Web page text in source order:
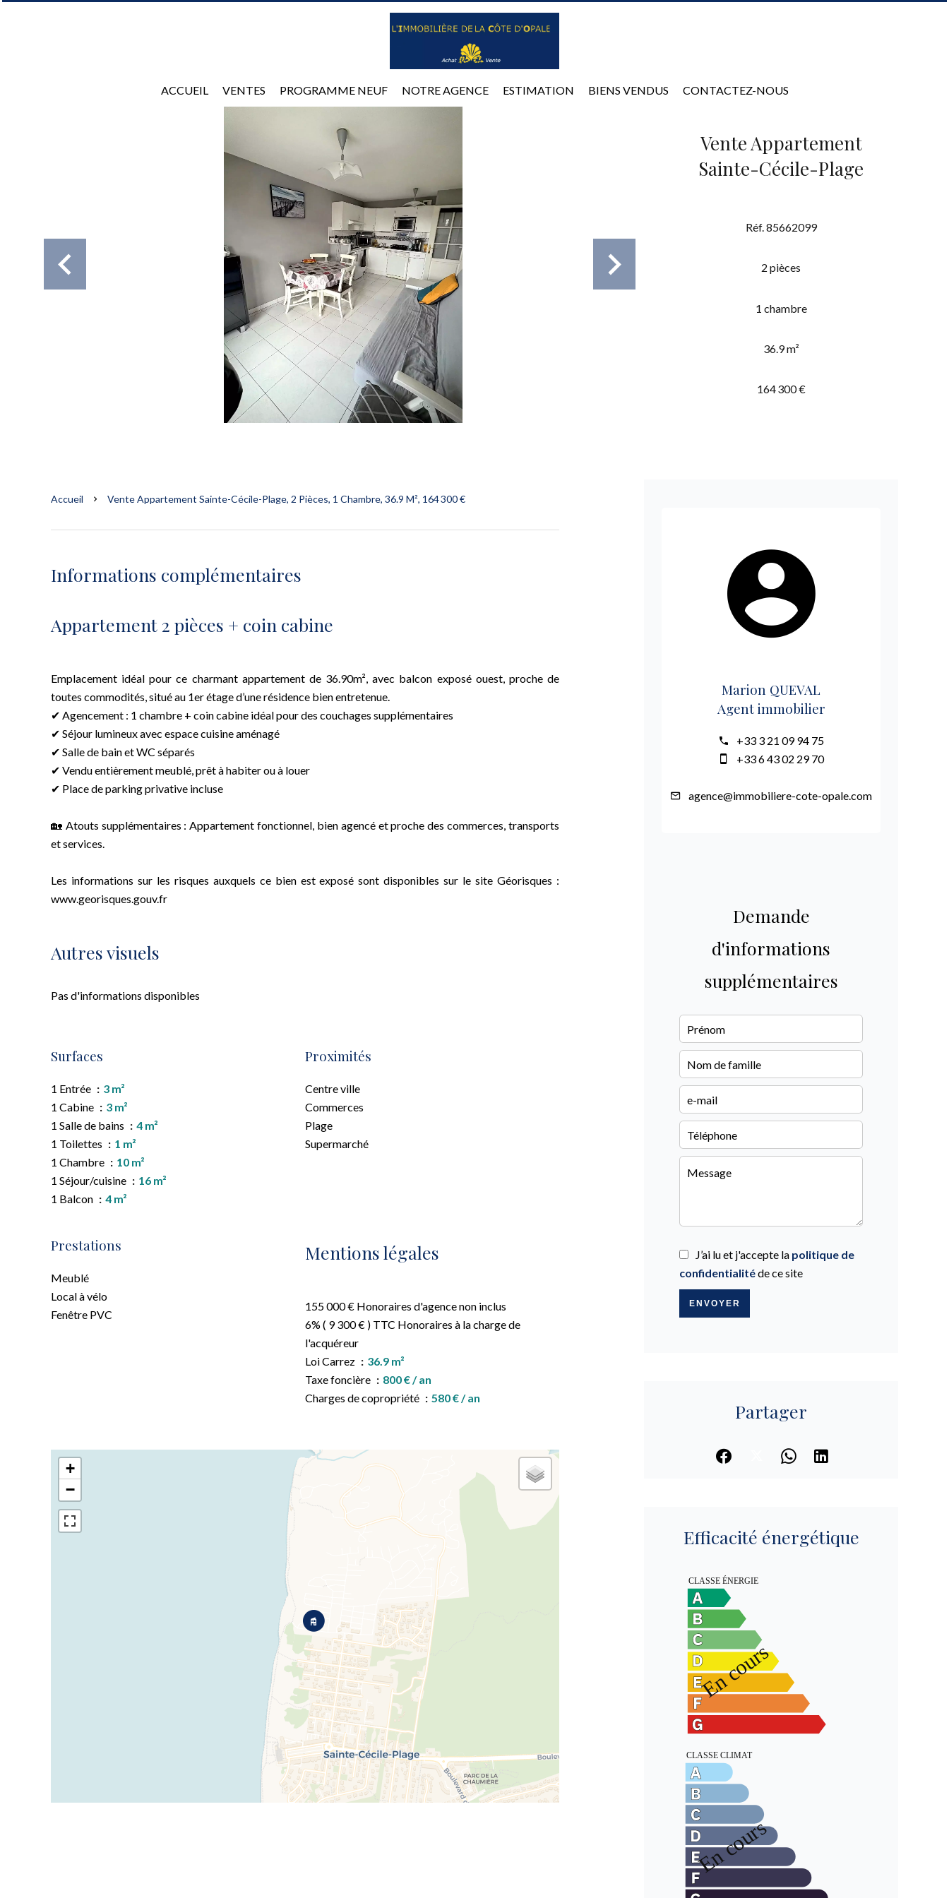
ACCUEIL VENTES PROGRAMME NEUF NOTRE AGENCE ESTIMATION BIENS VENDUS CONTACTEZ-NOUS
Vente Appartement
Sainte-Cécile-Plage
Réf. 85662099
2 pièces
1 chambre
36.9 m²
164 300 €
Accueil Vente Appartement Sainte-Cécile-Plage, 2 Pièces, 1 Chambre, 36.9 M², 164 300 €
Informations complémentaires
Appartement 2 pièces + coin cabine
Emplacement idéal pour ce charmant appartement de 36.90m², avec balcon exposé ouest, proche de
toutes commodités, situé au 1er étage d’une résidence bien entretenue.
✔ Agencement : 1 chambre + coin cabine idéal pour des couchages supplémentaires
✔ Séjour lumineux avec espace cuisine aménagé
✔ Salle de bain et WC séparés
✔ Vendu entièrement meublé, prêt à habiter ou à louer
✔ Place de parking privative incluse
🏡 Atouts supplémentaires : Appartement fonctionnel, bien agencé et proche des commerces, transports
et services.
Les informations sur les risques auxquels ce bien est exposé sont disponibles sur le site Géorisques :
www.georisques.gouv.fr
Autres visuels
Pas d'informations disponibles
Surfaces
1 Entrée
3 m²
1 Cabine
3 m²
1 Salle de bains
4 m²
1 Toilettes
1 m²
1 Chambre
10 m²
1 Séjour/cuisine
16 m²
1 Balcon
4 m²
Proximités
Centre ville
Commerces
Plage
Supermarché
Prestations
Meublé
Local à vélo
Fenêtre PVC
Mentions légales
155 000 € Honoraires d'agence non inclus
6% ( 9 300 € ) TTC Honoraires à la charge de
l'acquéreur
Loi Carrez
36.9 m²
Taxe foncière
800 € / an
Charges de copropriété
580 € / an
+
−
Marion QUEVAL
Agent immobilier
+33 3 21 09 94 75
+33 6 43 02 29 70
agence@immobiliere-cote-opale.com
Demande
d'informations
supplémentaires
J’ai lu et j'accepte la politique de
confidentialitéde ce site
ENVOYER
Partager
Efficacité énergétique